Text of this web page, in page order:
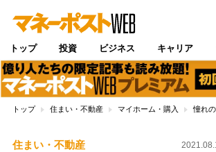
トップ 投資 ビジネス キャリア
トップ 住まい・不動産 マイホーム・購入 憧れ
住まい・不動産